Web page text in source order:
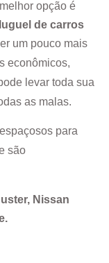
opção é
de carros
um pouco mais
econômicos,
levar toda sua
as malas.
para
são
Nissan